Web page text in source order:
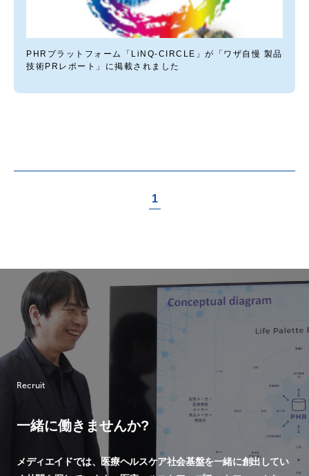
PHRプラットフォーム「LiNQ-CIRCLE」が「ワザ自慢 製品
技術PRレポート」に掲載されました
1
Recruit
一緒に働きませんか?
メディエイドでは、医療ヘルスケア社会基盤を一緒に創出してい